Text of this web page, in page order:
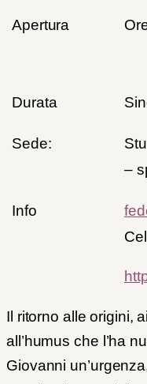
Apertura
Durata
Sede:
–
Info
Il ritorno alle origini,
all’humus che l’ha
Giovanni